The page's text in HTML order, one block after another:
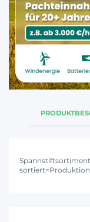
Spannstiftsortiment